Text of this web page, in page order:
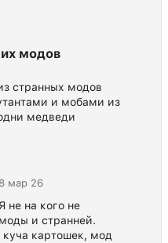
модов
странных модов
и мобами из
медведи
мар 26
не на кого не
и странней.
картошек, мод